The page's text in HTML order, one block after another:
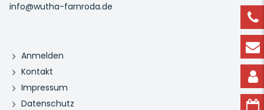
info@wutha-farnroda.de
Anmelden
Kontakt
Impressum
Datenschutz